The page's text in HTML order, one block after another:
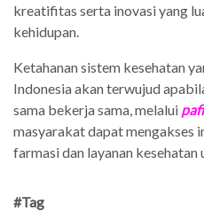
kreatifitas serta inovasi yang
kehidupan.
Ketahanan sistem kesehatan
Indonesia akan terwujud
sama bekerja sama, melalui
masyarakat dapat mengakses
farmasi dan layanan
#Tag